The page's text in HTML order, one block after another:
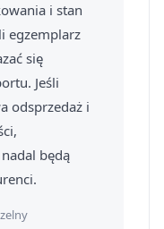
i stan
egzemplarz
się
Jeśli
odsprzedaż i
będą